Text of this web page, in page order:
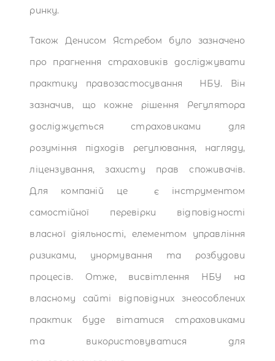
ринку.
Також Денисом Ястребом було зазначено
про прагнення страховиків досліджувати
практику правозастосування НБУ. Він
зазначив, що кожне рішення Регулятора
досліджується страховиками для
розуміння підходів регулювання, нагляду,
ліцензування, захисту прав споживачів.
Для компаній це є інструментом
самостійної перевірки відповідності
власної діяльності, елементом управління
ризиками, унормування та розбудови
процесів. Отже, висвітлення НБУ на
власному сайті відповідних знеособлених
практик буде вітатися страховиками
та використовуватися для